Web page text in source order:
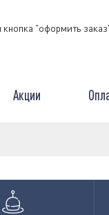
"оформить
Акции